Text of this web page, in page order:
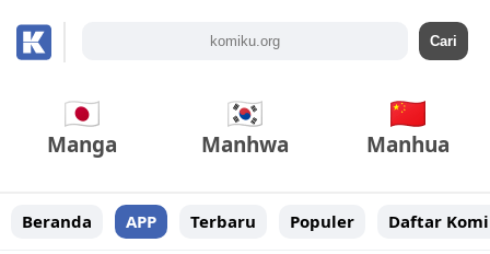
Manga Manhwa Manhua
Beranda APP Terbaru Populer Daftar